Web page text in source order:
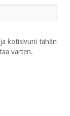
kotisivuni tähän
varten.